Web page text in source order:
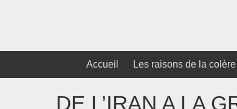
Accueil Les raisons de la colère
DE L’IRAN A LA